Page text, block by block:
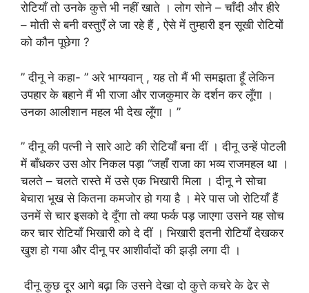
रोटियाँ तो उनके कुत्ते भी नहीं खाते । लोग सोने – चाँदी और हीरे
– मोती से बनी वस्तुएँ ले जा रहे हैं , ऐसे में तुम्हारी इन सूखी रोटियों
को कौन पूछेगा ?
” दीनू ने कहा- ” अरे भाग्यवान् , यह तो मैं भी समझता हूँ लेकिन
उपहार के बहाने मैं भी राजा और राजकुमार के दर्शन कर लूँगा ।
उनका आलीशान महल भी देख लूँगा । ”
” दीनू की पत्नी ने सारे आटे की रोटियाँ बना दीं । दीनू उन्हें पोटली
में बाँधकर उस ओर निकल पड़ा “जहाँ राजा का भव्य राजमहल था ।
चलते – चलते रास्ते में उसे एक भिखारी मिला । दीनू ने सोचा
बेचारा भूख से कितना कमजोर हो गया है । मेरे पास जो रोटियाँ हैं
उनमें से चार इसको दे दूँगा तो क्या फर्क पड़ जाएगा उसने यह सोच
कर चार रोटियाँ भिखारी को दे दीं । भिखारी इतनी रोटियाँ देखकर
खुश हो गया और दीनू पर आशीर्वादों की झड़ी लगा दी ।
दीनू कुछ दूर आगे बढ़ा कि उसने देखा दो कुत्ते कचरे के ढेर से